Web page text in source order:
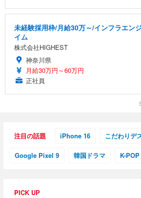
未経験採用枠/月給30万～/インフラエン
イム
株式会社HIGHEST
神奈川県
月給30万円～60万円
正社員
注目の話題 iPhone 16 こだわりデ
Google Pixel 9 韓国ドラマ K-POP
PICK UP